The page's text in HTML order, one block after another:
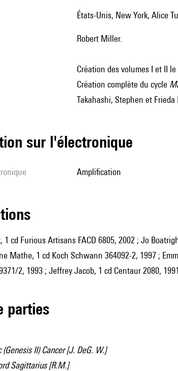
États-Unis, New York, Alice
Robert Miller.
Création des volumes I et II
Création complète du cycle
Takahashi, Stephen et
sur l'électronique
amplification
1 cd Furious Artisans FACD 6805, 2002 ; Jo
Mathe, 1 cd Koch Schwann 364092-2, 1997 ;
2, 1993 ; Jeffrey Jacob, 1 cd Centaur 2080, 1991.
parties
II) Cancer [J. DeG. W.]
Sagittarius [R.M.]